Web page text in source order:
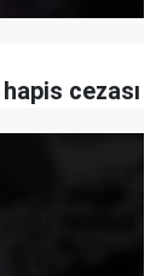
cezası